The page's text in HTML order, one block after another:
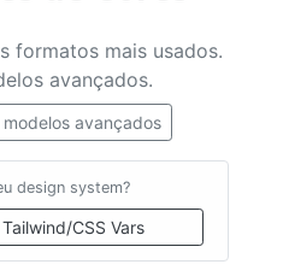
formatos mais usados.
avançados.
avançados
design system?
CSS Vars